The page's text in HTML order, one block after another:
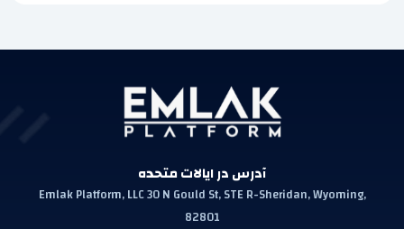
آدرس در ایالات متحده
Emlak Platform, LLC 30 N Gould St, STE R-Sheridan, Wyoming,
82801